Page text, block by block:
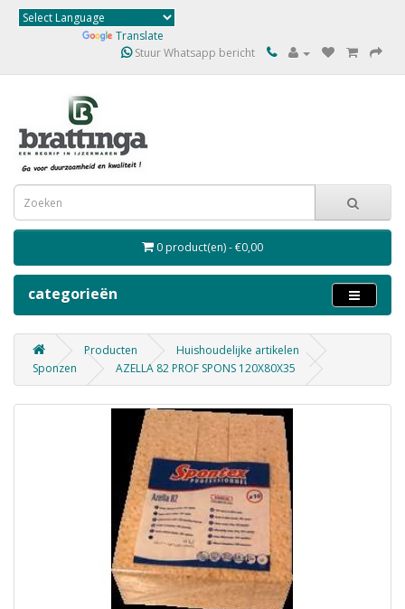
Translate
Stuur Whatsapp bericht
0 product(en) - €0,00
categorieën
Producten
Huishoudelijke artikelen
Sponzen
AZELLA 82 PROF SPONS 120X80X35